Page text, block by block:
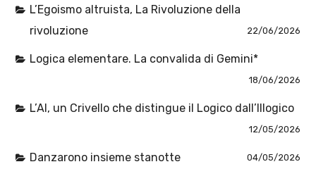
L’Egoismo altruista, La Rivoluzione della
rivoluzione
22/06/2026
Logica elementare. La convalida di Gemini*
18/06/2026
L’AI, un Crivello che distingue il Logico dall’Illogico
12/05/2026
Danzarono insieme stanotte 04/05/2026